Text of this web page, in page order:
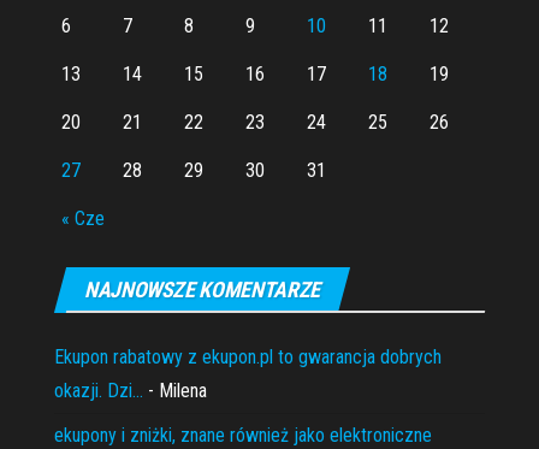
« Cze
6 7 8 9 10 11 12
13 14 15 16 17 18 19
20 21 22 23 24 25 26
27 28 29 30 31
NAJNOWSZE KOMENTARZE
Ekupon rabatowy z ekupon.pl to gwarancja dobrych
okazji. Dzi... - Milena
ekupony i zniżki, znane również jako elektroniczne